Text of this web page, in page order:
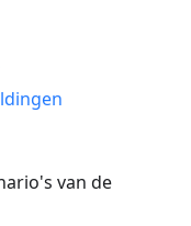
van de